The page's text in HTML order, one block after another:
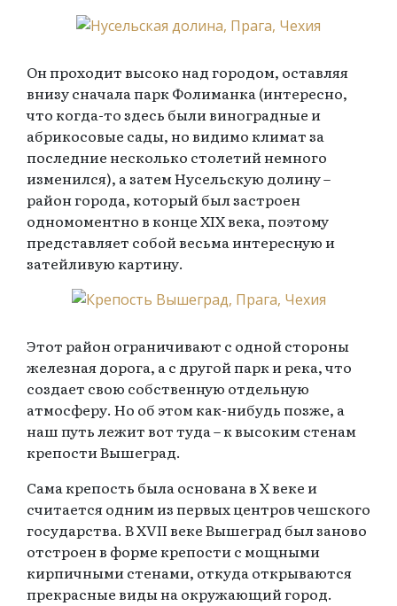
Он проходит высоко над городом, оставляя
внизу сначала парк Фолиманка (интересно,
что когда-то здесь были виноградные и
абрикосовые сады, но видимо климат за
последние несколько столетий немного
изменился), а затем Нусельскую долину –
район города, который был застроен
одномоментно в конце XIX века, поэтому
представляет собой весьма интересную и
затейливую картину.
Этот район ограничивают с одной стороны
железная дорога, а с другой парк и река, что
создает свою собственную отдельную
атмосферу. Но об этом как-нибудь позже, а
наш путь лежит вот туда – к высоким стенам
крепости Вышеград.
Сама крепость была основана в X веке и
считается одним из первых центров чешского
государства. В XVII веке Вышеград был заново
отстроен в форме крепости с мощными
кирпичными стенами, откуда открываются
прекрасные виды на окружающий город.